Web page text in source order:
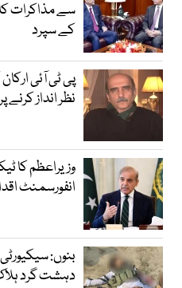
سے مذاکرات
کے سپرد
پی ٹی آئی
نظر انداز کرنے
وزیراعظم کا
انفورسمنٹ
بنوں:
دہشت گرد